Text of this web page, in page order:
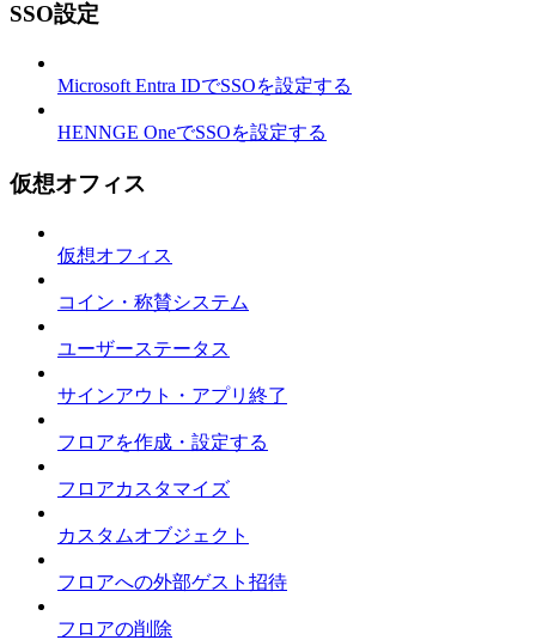
SSO設定
Microsoft Entra IDでSSOを設定する
HENNGE OneでSSOを設定する
仮想オフィス
仮想オフィス
コイン・称賛システム
ユーザーステータス
サインアウト・アプリ終了
フロアを作成・設定する
フロアカスタマイズ
カスタムオブジェクト
フロアへの外部ゲスト招待
フロアの削除